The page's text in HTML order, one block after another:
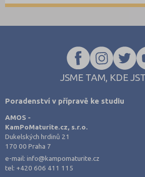
JSME TAM, KDE
Poradenství v přípravě ke studiu
AMOS -
KamPoMaturite.cz, s.r.o.
Dukelských hrdinů 21
170 00 Praha 7
e-mail:info@kampomaturite.cz
tel: +420 606 411 115